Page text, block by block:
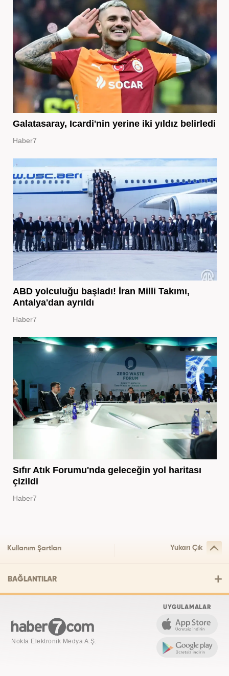
Galatasaray, Icardi'nin yerine iki yıldız belirledi
Haber7
ABD yolculuğu başladı! İran Milli Takımı,
Antalya'dan ayrıldı
Haber7
Sıfır Atık Forumu'nda geleceğin yol haritası
çizildi
Haber7
Kullanım Şartları Yukarı Çık
BAĞLANTILAR
Nokta Elektronik Medya A.Ş.
UYGULAMALAR